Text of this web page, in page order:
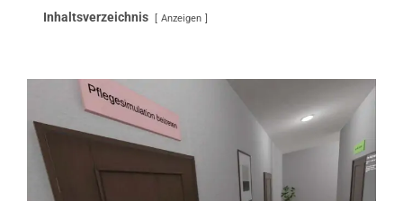
Inhaltsverzeichnis Anzeigen